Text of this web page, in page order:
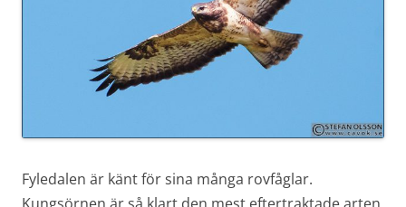
Fyledalen är känt för sina många rovfåglar.